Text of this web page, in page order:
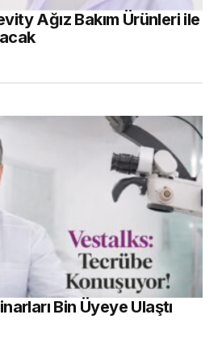
Ağız Bakım Ürünleri ile
Bin Üyeye Ulaştı